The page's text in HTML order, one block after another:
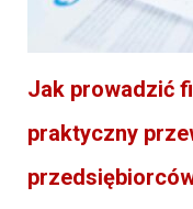
Jak prowadzić
praktyczny